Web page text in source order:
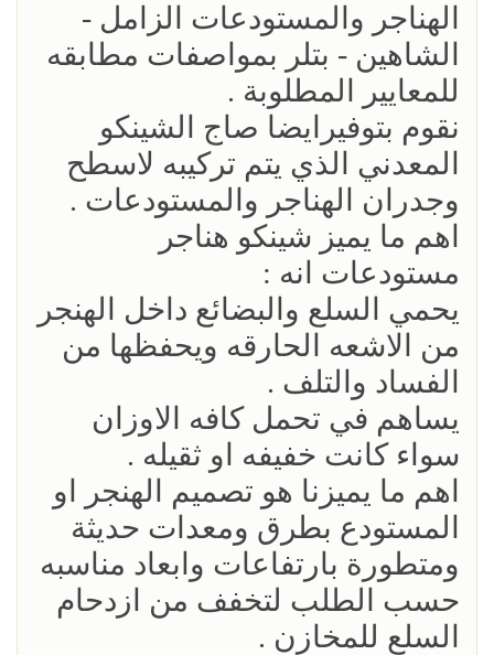
الهناجر والمستودعات الزامل -
الشاهين - بتلر بمواصفات مطابقه
للمعايير المطلوبة .
نقوم بتوفيرايضا صاج الشينكو
المعدني الذي يتم تركيبه لاسطح
وجدران الهناجر والمستودعات .
اهم ما يميز شينكو هناجر
مستودعات انه :
يحمي السلع والبضائع داخل الهنجر
من الاشعه الحارقه ويحفظها من
الفساد والتلف .
يساهم في تحمل كافه الاوزان
سواء كانت خفيفه او ثقيله .
اهم ما يميزنا هو تصميم الهنجر او
المستودع بطرق ومعدات حديثة
ومتطورة بارتفاعات وابعاد مناسبه
حسب الطلب لتخفف من ازدحام
السلع للمخازن .